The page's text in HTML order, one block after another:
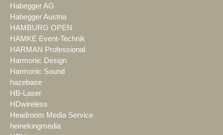
Habegger AG
Habegger Austria
HAMBURG OPEN
HAMKE Event-Technik
HARMAN Professional
Harmonic Design
Harmonic Sound
hazebase
HB-Laser
HDwireless
Headroom Media Service
heinekingmedia